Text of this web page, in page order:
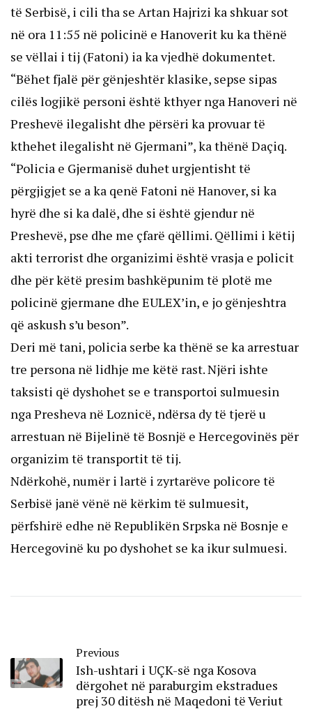
të Serbisë, i cili tha se Artan Hajrizi ka shkuar sot
në ora 11:55 në policinë e Hanoverit ku ka thënë
se vëllai i tij (Fatoni) ia ka vjedhë dokumentet.
“Bëhet fjalë për gënjeshtër klasike, sepse sipas
cilës logjikë personi është kthyer nga Hanoveri në
Preshevë ilegalisht dhe përsëri ka provuar të
kthehet ilegalisht në Gjermani”, ka thënë Daçiq.
“Policia e Gjermanisë duhet urgjentisht të
përgjigjet se a ka qenë Fatoni në Hanover, si ka
hyrë dhe si ka dalë, dhe si është gjendur në
Preshevë, pse dhe me çfarë qëllimi. Qëllimi i këtij
akti terrorist dhe organizimi është vrasja e policit
dhe për këtë presim bashkëpunim të plotë me
policinë gjermane dhe EULEX’in, e jo gënjeshtra
që askush s’u beson”.
Deri më tani, policia serbe ka thënë se ka arrestuar
tre persona në lidhje me këtë rast. Njëri ishte
taksisti që dyshohet se e transportoi sulmuesin
nga Presheva në Loznicë, ndërsa dy të tjerë u
arrestuan në Bijelinë të Bosnjë e Hercegovinës për
organizim të transportit të tij.
Ndërkohë, numër i lartë i zyrtarëve policore të
Serbisë janë vënë në kërkim të sulmuesit,
përfshirë edhe në Republikën Srpska në Bosnje e
Hercegovinë ku po dyshohet se ka ikur sulmuesi.
Previous
Ish-ushtari i UÇK-së nga Kosova
dërgohet në paraburgim ekstradues
prej 30 ditësh në Maqedoni të Veriut